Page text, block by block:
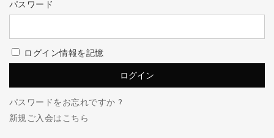
パスワード
ログイン情報を記憶
パスワードをお忘れですか ?
新規ご入会はこちら